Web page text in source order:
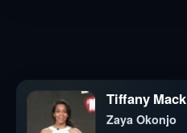
Tiffany Mack
Zaya Okonjo